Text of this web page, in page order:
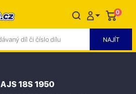
0
AJS 18S 1950